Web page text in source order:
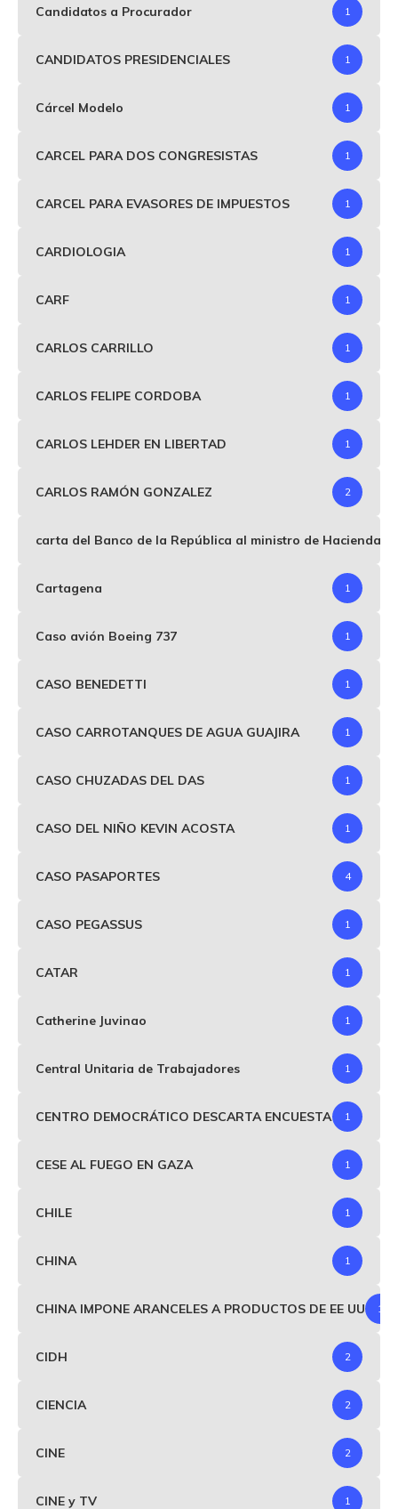
Candidatos a Procurador 1
CANDIDATOS PRESIDENCIALES 1
Cárcel Modelo 1
CARCEL PARA DOS CONGRESISTAS 1
CARCEL PARA EVASORES DE IMPUESTOS 1
CARDIOLOGIA 1
CARF 1
CARLOS CARRILLO 1
CARLOS FELIPE CORDOBA 1
CARLOS LEHDER EN LIBERTAD 1
CARLOS RAMÓN GONZALEZ 2
carta del Banco de la República al ministro de Hacienda
Cartagena 1
Caso avión Boeing 737 1
CASO BENEDETTI 1
CASO CARROTANQUES DE AGUA GUAJIRA 1
CASO CHUZADAS DEL DAS 1
CASO DEL NIÑO KEVIN ACOSTA 1
CASO PASAPORTES 4
CASO PEGASSUS 1
CATAR 1
Catherine Juvinao 1
Central Unitaria de Trabajadores 1
CENTRO DEMOCRÁTICO DESCARTA ENCUESTA 1
CESE AL FUEGO EN GAZA 1
CHILE 1
CHINA 1
CHINA IMPONE ARANCELES A PRODUCTOS DE EE UU 1
CIDH 2
CIENCIA 2
CINE 2
CINE y TV 1